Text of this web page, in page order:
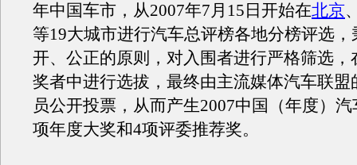
年中国车市，从2007年7月15日开始在北京
等19大城市进行汽车总评榜各地分榜评选
开、公正的原则，对入围者进行严格筛选，
奖者中进行选拔，最终由主流媒体汽车联盟
员公开投票，从而产生2007中国（年度）
项年度大奖和4项评委推荐奖。